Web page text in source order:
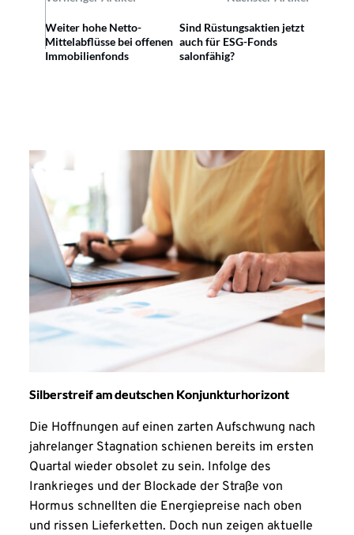
Weiter hohe Netto-
Mittelabflüsse bei offenen
Immobilienfonds
Sind Rüstungsaktien jetzt
auch für ESG-Fonds
salonfähig?
Silberstreif am deutschen Konjunkturhorizont
Die Hoffnungen auf einen zarten Aufschwung nach
jahrelanger Stagnation schienen bereits im ersten
Quartal wieder obsolet zu sein. Infolge des
Irankrieges und der Blockade der Straße von
Hormus schnellten die Energiepreise nach oben
und rissen Lieferketten. Doch nun zeigen aktuelle